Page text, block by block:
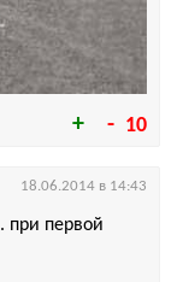
10
при первой
18.06.2014 в 14:43